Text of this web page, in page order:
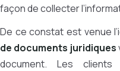
façon de collecter
De ce constat est venue
de documents juridiques
document. Les